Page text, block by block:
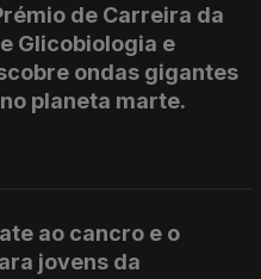
de Carreira da
Glicobiologia e
ondas gigantes
planeta marte.
ao cancro e o
jovens da